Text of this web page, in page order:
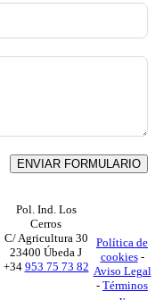
ENVIAR FORMULARIO
Pol. Ind. Los
Cerros
C/ Agricultura 30
23400 Úbeda J
+34 953 75 73 82
Política de
cookies-
Aviso Legal
- Términos